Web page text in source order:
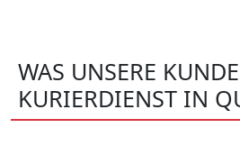
WAS UNSERE
KURIERDIENST IN